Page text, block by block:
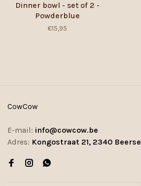
Dinner bowl - set of 2 -
Powderblue
€15,95
CowCow
E-mail: info@cowcow.be
Adres: Kongostraat 21, 2340 Beerse